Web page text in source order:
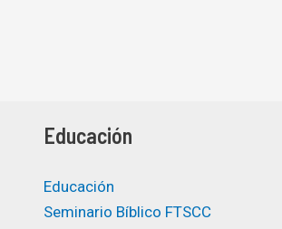
Educación
Educación
Seminario Bíblico FTSCC